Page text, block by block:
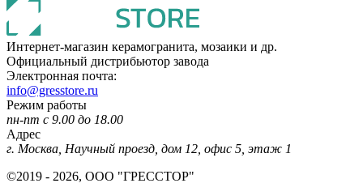
Интернет-магазин керамогранита, мозаики и др.
Официальный дистрибьютор завода
Электронная почта:
info@gresstore.ru
Режим работы
пн-пт с 9.00 до 18.00
Адрес
г. Москва, Научный проезд, дом 12, офис 5, этаж 1
©2019 - 2026, ООО "ГРЕССТОР"